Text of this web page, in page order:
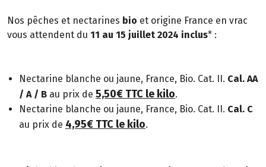
Nos pêches et nectarines bio et origine France en vrac
vous attendent du 11 au 15 juillet 2024 inclus* :
Nectarine blanche ou jaune, France, Bio. Cat. II. Cal. AA
/ A / B au prix de 5,50€ TTC le kilo.
Nectarine blanche ou jaune, France, Bio. Cat. II. Cal. C
au prix de 4,95€ TTC le kilo.